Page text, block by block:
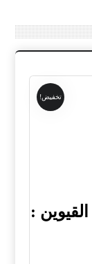
تخفيض!
: